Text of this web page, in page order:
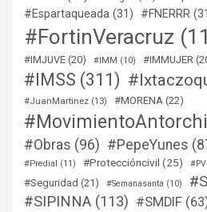
#Espartaqueada (31) #FNERRR
#FortinVeracruz
#IMJUVE (20) #IMM (10) #IMMUJER
#IMSS (311)
#JuanMartinez (13) #MORENA (22)
#Obras (96) #PepeYunes
#Predial
(11) #Proteccióncivil (25)
#Seguridad (21) #Semanasanta (10)
#SIPINNA (113) #SMDIF